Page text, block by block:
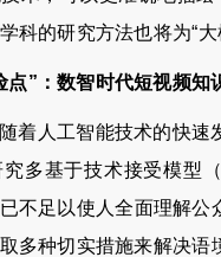
科的研究方法也将为“
点”：数智时代短视频知
着人工智能技术的快
多基于技术接受模型
不足以使人全面理解
多种切实措施来解决